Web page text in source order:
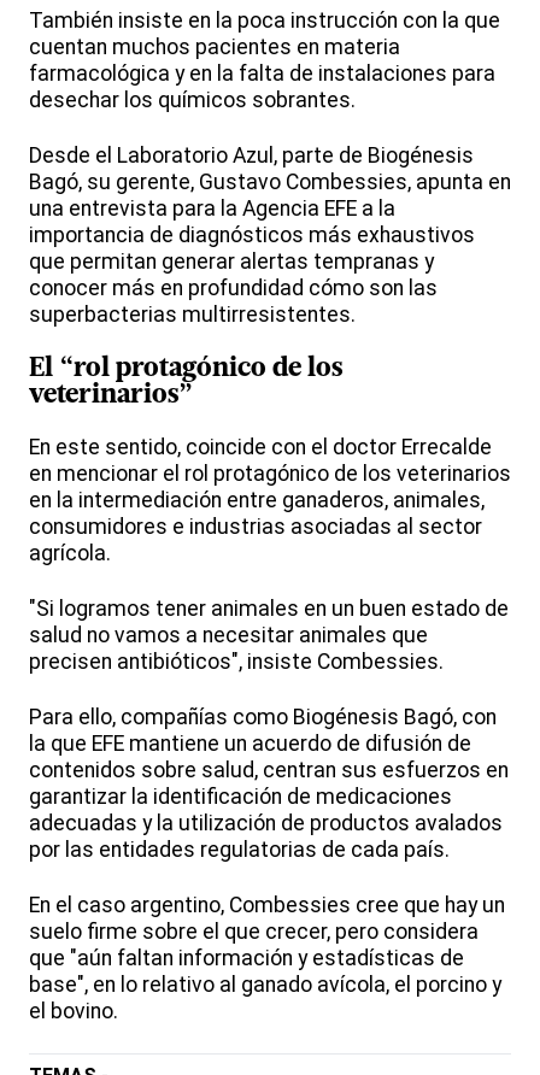
También insiste en la poca instrucción con la que
cuentan muchos pacientes en materia
farmacológica y en la falta de instalaciones para
desechar los químicos sobrantes.
Desde el Laboratorio Azul, parte de Biogénesis
Bagó, su gerente, Gustavo Combessies, apunta en
una entrevista para la Agencia EFE a la
importancia de diagnósticos más exhaustivos
que permitan generar alertas tempranas y
conocer más en profundidad cómo son las
superbacterias multirresistentes.
El “rol protagónico de los
veterinarios”
En este sentido, coincide con el doctor Errecalde
en mencionar el rol protagónico de los veterinarios
en la intermediación entre ganaderos, animales,
consumidores e industrias asociadas al sector
agrícola.
"Si logramos tener animales en un buen estado de
salud no vamos a necesitar animales que
precisen antibióticos", insiste Combessies.
Para ello, compañías como Biogénesis Bagó, con
la que EFE mantiene un acuerdo de difusión de
contenidos sobre salud, centran sus esfuerzos en
garantizar la identificación de medicaciones
adecuadas y la utilización de productos avalados
por las entidades regulatorias de cada país.
En el caso argentino, Combessies cree que hay un
suelo firme sobre el que crecer, pero considera
que "aún faltan información y estadísticas de
base", en lo relativo al ganado avícola, el porcino y
el bovino.